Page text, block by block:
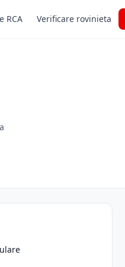
RCA Verificare rovinieta